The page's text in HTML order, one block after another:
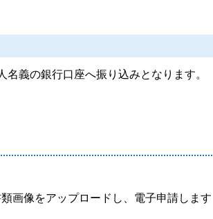
義の銀行口座へ振り込みとなります。
画像をアップロードし、電子申請しま